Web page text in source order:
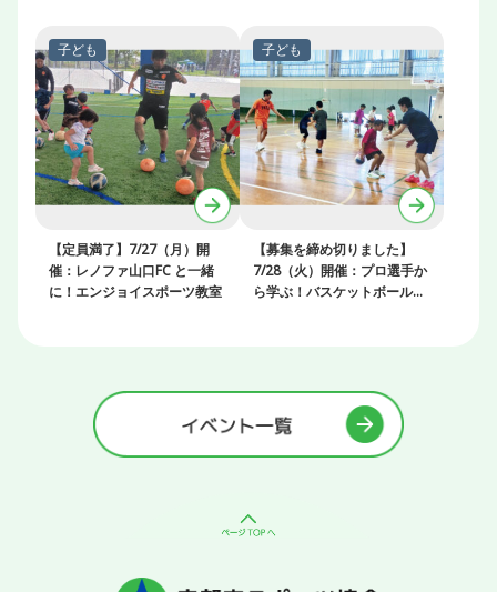
【定員満了】7/27（月）開
催：レノファ山口FC と一緒
に！エンジョイスポーツ教室
【募集を締め切りました】
7/28（火）開催：プロ選手か
ら学ぶ！バスケットボールク